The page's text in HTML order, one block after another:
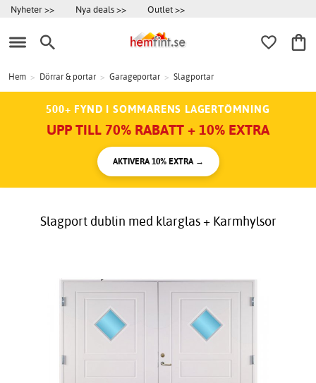
Nyheter >> Nya deals >> Outlet >>
Hem > Dörrar & portar > Garageportar > Slagportar
500+ FYND I SOMMARENS LAGERTÖMNING
UPP TILL 70% RABATT + 10% EXTRA
AKTIVERA 10% EXTRA →
Slagport dublin med klarglas + Karmhylsor